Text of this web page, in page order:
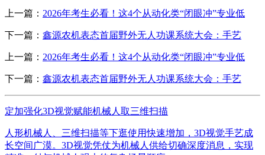
上一篇： 2026年考生必看！这4个从动化类“闭眼冲”专业低
下一篇： 鑫源农机表态首届野外无人功课系统大会：手艺
上一篇： 2026年考生必看！这4个从动化类“闭眼冲”专业低
下一篇： 鑫源农机表态首届野外无人功课系统大会：手艺
定加强化3D视觉赋能机械人取三维扫描
人形机械人、三维扫描等下逛使用快速增加，3D视觉手艺成
长空间广漠。3D视觉凭仗为机械人供给切确深度消息，实现